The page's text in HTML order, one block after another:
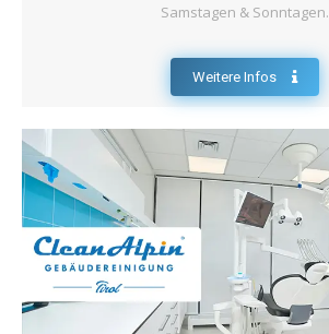
Samstagen & Sonntagen.
Weitere Infos